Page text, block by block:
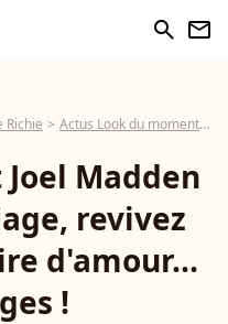
search newsletter
Richie Actus Look du moment
Madden
revivez
d'amour...
!